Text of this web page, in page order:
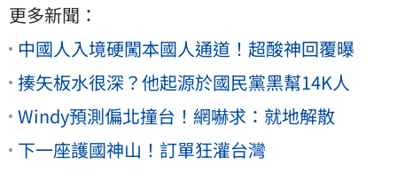
更多新聞：
中國人入境硬闖本國人通道！超酸神回覆曝
揍矢板水很深？他起源於國民黨黑幫14K人
Windy預測偏北撞台！網嚇求：就地解散
下一座護國神山！訂單狂灌台灣